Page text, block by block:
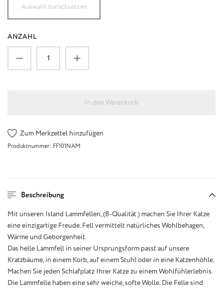
Auswahl zurücksetzen
ANZAHL
Produkt Anzahl: Gib den gewünschten Wert
In den Warenkorb
Zum Merkzettel hinzufügen
Produktnummer: FF101NAM
Beschreibung
Mit unseren Island Lammfellen, (B-Qualität ) machen Sie Ihrer Katze
eine einzigartige Freude. Fell vermittelt natürliches Wohlbehagen,
Wärme und Geborgenheit.
Das helle Lammfell in seiner Ursprungsform passt auf unsere
Kratzbäume, in einem Korb, auf einem Stuhl oder in eine Katzenhöhle.
Machen Sie jeden Schlafplatz Ihrer Katze zu einem Wohlfühlerlebnis.
Die Lammfelle haben eine sehr weiche, softe Wolle. Die Felle sind